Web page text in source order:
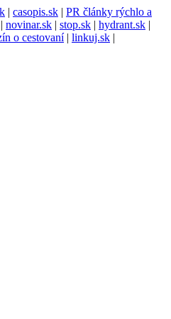
| casopis.sk | PR články rýchlo a
| novinar.sk | stop.sk | hydrant.sk |
o cestovaní| linkuj.sk |